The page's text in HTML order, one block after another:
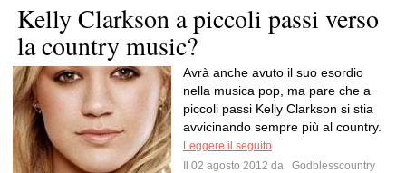
Kelly Clarkson a piccoli passi verso
la country music?
Avrà anche avuto il suo esordio
nella musica pop, ma pare che a
piccoli passi Kelly Clarkson si stia
avvicinando sempre più al country.
Leggere il seguito
Il 02 agosto 2012 da
Godblesscountry